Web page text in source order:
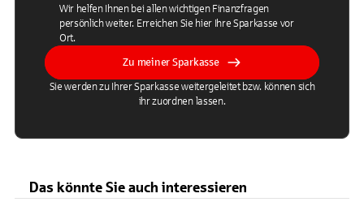
Wir helfen Ihnen bei allen wichtigen Finanzfragen
persönlich weiter. Erreichen Sie hier Ihre Sparkasse vor
Ort.
Zu meiner Sparkasse
Sie werden zu Ihrer Sparkasse weitergeleitet bzw. können sich
ihr zuordnen lassen.
Das könnte Sie auch interessieren